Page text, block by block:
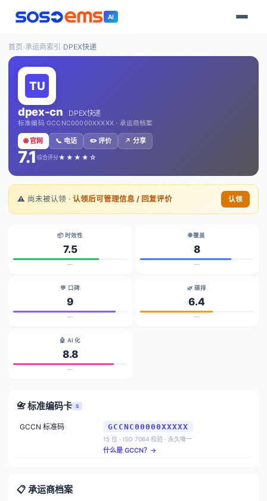
AI
首页›承运商索引 ›DPEX快递
dpex-cn DPEX快递
标准编码 GCCNC00000XXXXX · 承运商档案
🌐 官网 📞 电话 ✏️ 评价 ↗️ 分享
7.1 综合评分★★★★☆
⚠️ 尚未被认领 · 认领后可管理信息 / 回复评价 认领
📦 时效性
7.5
—
🌐 覆盖
8
—
💬 口碑
9
—
🌿 碳排
6.4
—
🤖 AI 化
8.8
—
📇 标准编码卡 S
GCCN 标准码 GCCNC00000XXXXX
15 位 · ISO 7064 校验 · 永久唯一
什么是 GCCN？→
📋 承运商档案